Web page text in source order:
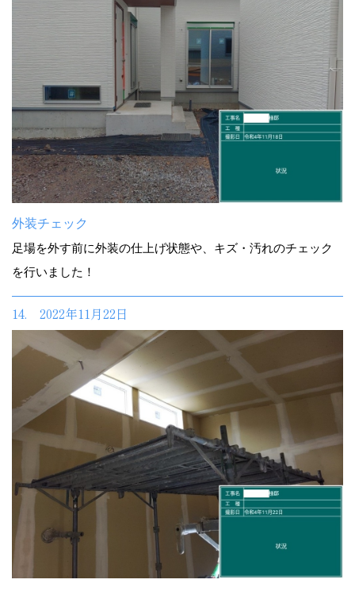
外装チェック
足場を外す前に外装の仕上げ状態や、キズ・汚れのチェック
を行いました！
14. 2022年11月22日